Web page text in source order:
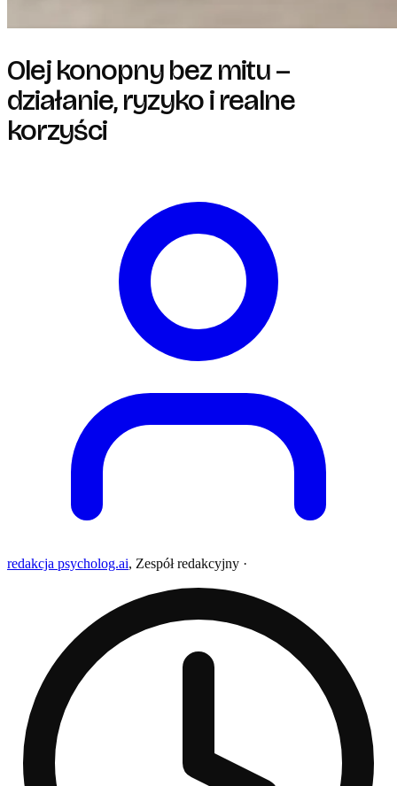
Olej konopny bez mitu –
działanie, ryzyko i realne
korzyści
redakcja psycholog.ai, Zespół redakcyjny ·